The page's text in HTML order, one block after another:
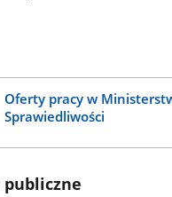
Oferty pracy w
Sprawiedliwości